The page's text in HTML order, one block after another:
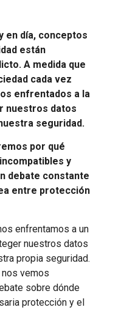
en día, conceptos
están
A medida que
cada vez
enfrentados a la
nuestros datos
seguridad.
por qué
y
debate constante
entre protección
enfrentamos a un
nuestros datos
propia seguridad.
vemos
sobre dónde
protección y el